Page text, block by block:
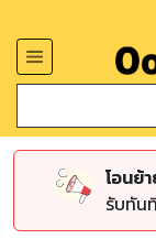
โอนย้
รับทัน